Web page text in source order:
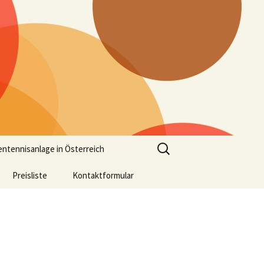
in Österreich
Preisliste Kontaktformular
Suchen
nach: